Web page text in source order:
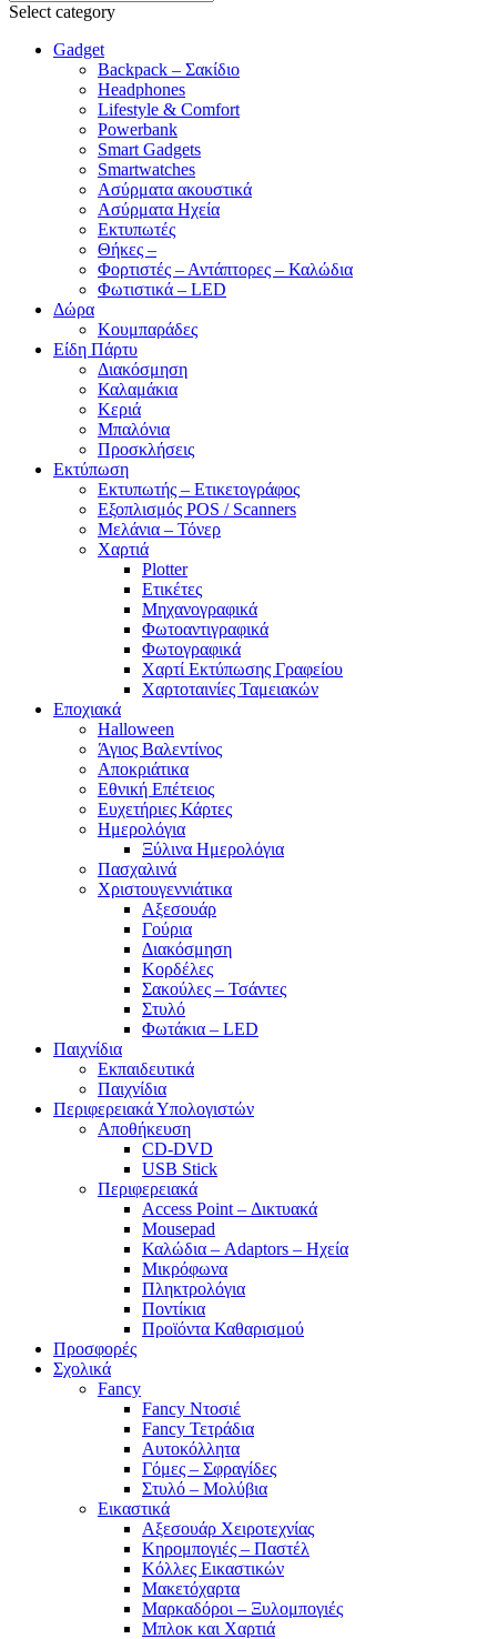
Select category
Gadget
Backpack – Σακίδιο
Headphones
Lifestyle & Comfort
Powerbank
Smart Gadgets
Smartwatches
Ασύρματα ακουστικά
Ασύρματα Ηχεία
Εκτυπωτές
Θήκες –
Φορτιστές – Αντάπτορες – Καλώδια
Φωτιστικά – LED
Δώρα
Κουμπαράδες
Είδη Πάρτυ
Διακόσμηση
Καλαμάκια
Κεριά
Μπαλόνια
Προσκλήσεις
Εκτύπωση
Εκτυπωτής – Ετικετογράφος
Εξοπλισμός POS / Scanners
Μελάνια – Τόνερ
Χαρτιά
Plotter
Ετικέτες
Μηχανογραφικά
Φωτοαντιγραφικά
Φωτογραφικά
Χαρτί Εκτύπωσης Γραφείου
Χαρτοταινίες Ταμειακών
Εποχιακά
Halloween
Άγιος Βαλεντίνος
Αποκριάτικα
Εθνική Επέτειος
Ευχετήριες Κάρτες
Ημερολόγια
Ξύλινα Ημερολόγια
Πασχαλινά
Χριστουγεννιάτικα
Αξεσουάρ
Γούρια
Διακόσμηση
Κορδέλες
Σακούλες – Τσάντες
Στυλό
Φωτάκια – LED
Παιχνίδια
Εκπαιδευτικά
Παιχνίδια
Περιφερειακά Υπολογιστών
Αποθήκευση
CD-DVD
USB Stick
Περιφερειακά
Access Point – Δικτυακά
Mousepad
Καλώδια – Adaptors – Ηχεία
Μικρόφωνα
Πληκτρολόγια
Ποντίκια
Προϊόντα Καθαρισμού
Προσφορές
Σχολικά
Fancy
Fancy Ντοσιέ
Fancy Τετράδια
Αυτοκόλλητα
Γόμες – Σφραγίδες
Στυλό – Μολύβια
Εικαστικά
Αξεσουάρ Χειροτεχνίας
Κηρομπογιές – Παστέλ
Κόλλες Εικαστικών
Μακετόχαρτα
Μαρκαδόροι – Ξυλομπογιές
Μπλοκ και Χαρτιά